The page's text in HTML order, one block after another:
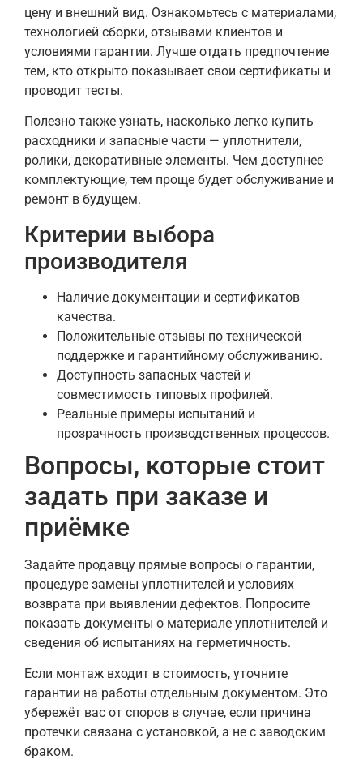
цену и внешний вид. Ознакомьтесь с материалами,
технологией сборки, отзывами клиентов и
условиями гарантии. Лучше отдать предпочтение
тем, кто открыто показывает свои сертификаты и
проводит тесты.
Полезно также узнать, насколько легко купить
расходники и запасные части — уплотнители,
ролики, декоративные элементы. Чем доступнее
комплектующие, тем проще будет обслуживание и
ремонт в будущем.
Критерии выбора
производителя
Наличие документации и сертификатов
качества.
Положительные отзывы по технической
поддержке и гарантийному обслуживанию.
Доступность запасных частей и
совместимость типовых профилей.
Реальные примеры испытаний и
прозрачность производственных процессов.
Вопросы, которые стоит
задать при заказе и
приёмке
Задайте продавцу прямые вопросы о гарантии,
процедуре замены уплотнителей и условиях
возврата при выявлении дефектов. Попросите
показать документы о материале уплотнителей и
сведения об испытаниях на герметичность.
Если монтаж входит в стоимость, уточните
гарантии на работы отдельным документом. Это
убережёт вас от споров в случае, если причина
протечки связана с установкой, а не с заводским
браком.